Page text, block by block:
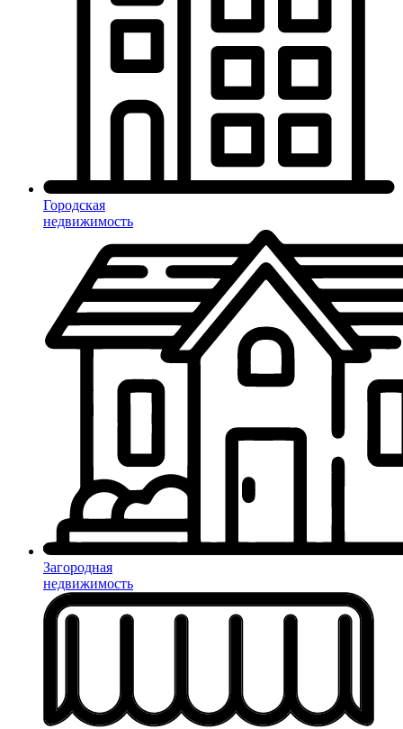
Городская
недвижимость
Загородная
недвижимость